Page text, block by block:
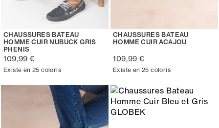
CHAUSSURES BATEAU
HOMME CUIR NUBUCK GRIS
PHENIS
109,99 €
Existe en 25 coloris
CHAUSSURES BATEAU
HOMME CUIR ACAJOU
109,99 €
Existe en 25 coloris